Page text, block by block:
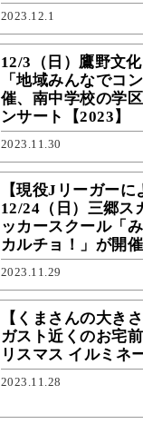
2023.12.1
12/3（日）鷹野文
「地域みんなでコ
催、南中学校の学
ンサート【2023】
2023.11.30
【現役Jリーガーに
12/24（日）三郷ス
ッカースクール「
カルチョ！」が開催
2023.11.29
【くまさんの大き
ガスト近くのお宅
リスマス イルミネ
2023.11.28